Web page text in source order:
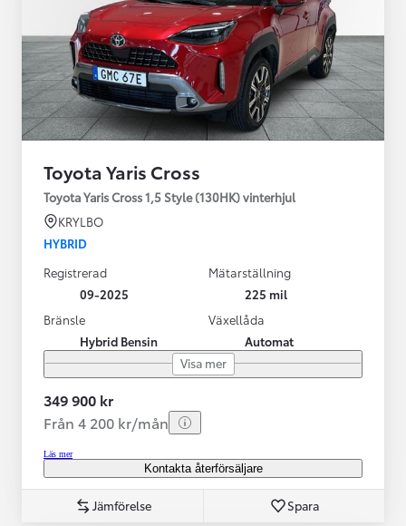
Toyota Yaris Cross
Toyota Yaris Cross 1,5 Style (130HK) vinterhjul
KRYLBO
HYBRID
Registrerad
09-2025
Mätarställning
225 mil
Bränsle
Hybrid Bensin
Växellåda
Automat
Visa mer
349 900 kr
Från 4 200 kr/mån
Läs mer
Kontakta återförsäljare
Jämförelse Spara